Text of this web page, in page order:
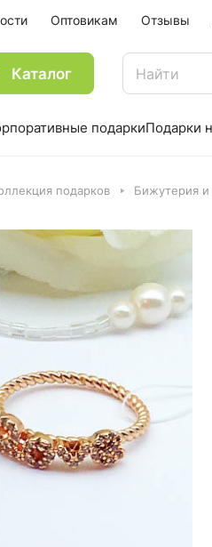
Оптовикам Отзывы
Каталог
подаркиПодарки
подарков Бижутерия